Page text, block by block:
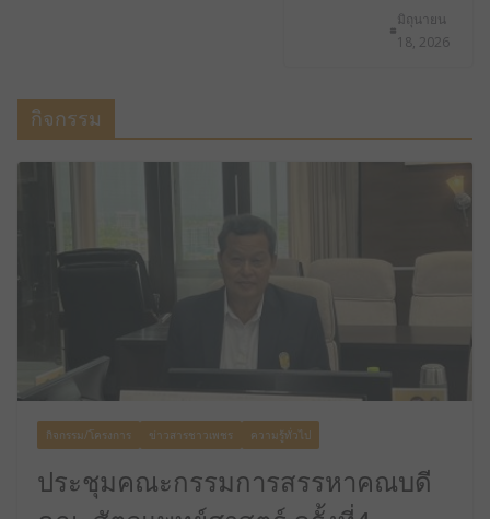
มิถุนายน
18, 2026
กิจกรรม
กิจกรรม/โครงการ ข่าวสารชาวเพชร ความรู้ทั่วไป
ประชุมคณะกรรมการสรรหาคณบดี